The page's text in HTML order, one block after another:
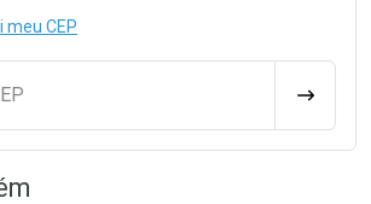
meu CEP